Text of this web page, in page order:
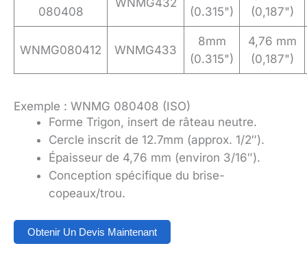
080408
WNMG432
(0.315")
(0,187")
WNMG080412 WNMG433
8mm
(0.315")
4,76 mm
(0,187")
Exemple : WNMG 080408 (ISO)
Forme Trigon, insert de râteau neutre.
Cercle inscrit de 12.7mm (approx. 1/2″).
Épaisseur de 4,76 mm (environ 3/16″).
Conception spécifique du brise-
copeaux/trou.
Obtenir Un Devis Maintenant